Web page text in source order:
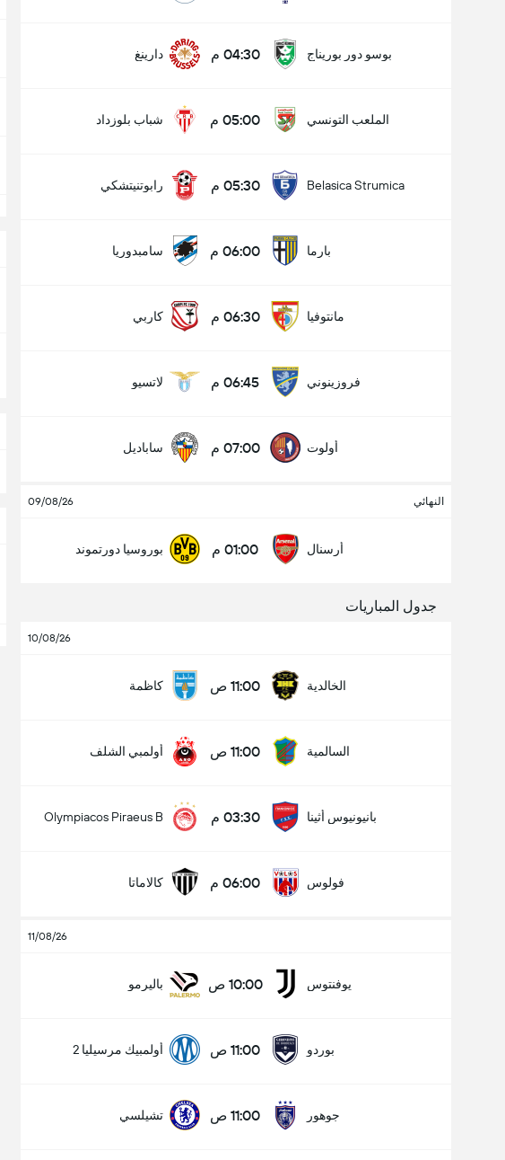
بوسو دور بوريناج 04:30 م دارينغ
الملعب التونسي 05:00 م شباب بلوزداد
Belasica Strumica 05:30 م رابوتنيتشكي
بارما 06:00 م سامبدوريا
مانتوفيا 06:30 م كاربي
فروزينوني 06:45 م لاتسيو
أولوت 07:00 م ساباديل
النهائي 09/08/26
أرسنال 01:00 م بوروسيا دورتموند
جدول المباريات
10/08/26
الخالدية 11:00 ص كاظمة
السالمية 11:00 ص أولمبي الشلف
بانيونيوس أثينا 03:30 م Olympiacos Piraeus B
فولوس 06:00 م كالاماتا
11/08/26
يوفنتوس 10:00 ص باليرمو
بوردو 11:00 ص أولمبيك مرسيليا 2
جوهور 11:00 ص تشيلسي